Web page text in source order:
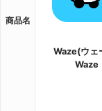
商品名
Waze(ウェ
Waze